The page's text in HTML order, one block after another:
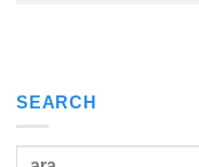
SEARCH